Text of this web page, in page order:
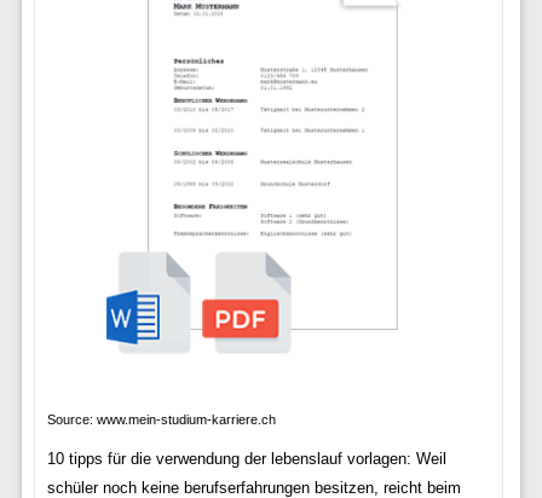
Source: www.mein-studium-karriere.ch
10 tipps für die verwendung der lebenslauf vorlagen: Weil
schüler noch keine berufserfahrungen besitzen, reicht beim